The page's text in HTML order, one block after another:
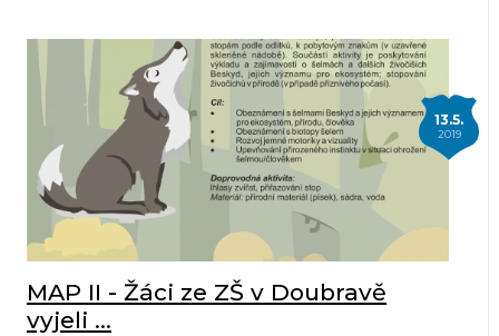
13.5.
2019
MAP II - Žáci ze ZŠ v Doubravě
vyjeli ...